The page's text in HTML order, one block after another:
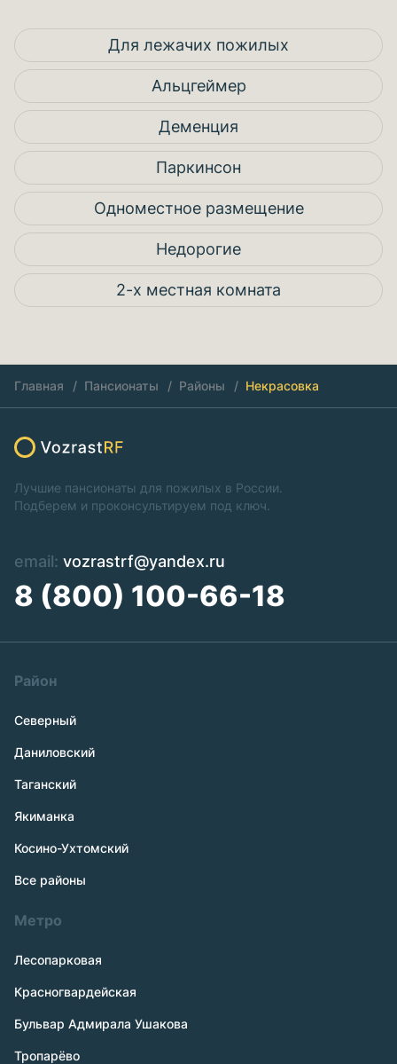
Для лежачих пожилых
Альцгеймер
Деменция
Паркинсон
Одноместное размещение
Недорогие
2-х местная комната
Главная Пансионаты Районы Некрасовка
Лучшие пансионаты для пожилых в России.
Подберем и проконсультируем под ключ.
email: vozrastrf@yandex.ru
8 (800) 100-66-18
Район
Северный
Даниловский
Таганский
Якиманка
Косино-Ухтомский
Все районы
Метро
Лесопарковая
Красногвардейская
Бульвар Адмирала Ушакова
Тропарёво